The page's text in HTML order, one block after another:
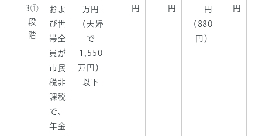
3①
段
階
およ
び世
帯全
員が
市民
税非
課税
で、
年金
万円
（夫婦
で
1,550
万円）
以下
円
円
円
（880
円）
円